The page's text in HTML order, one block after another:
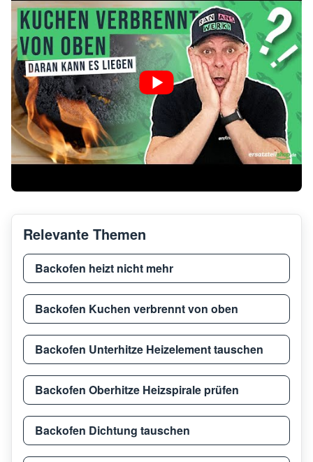
Relevante Themen
Backofen heizt nicht mehr
Backofen Kuchen verbrennt von oben
Backofen Unterhitze Heizelement tauschen
Backofen Oberhitze Heizspirale prüfen
Backofen Dichtung tauschen